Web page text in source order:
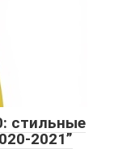
стильные
2021”